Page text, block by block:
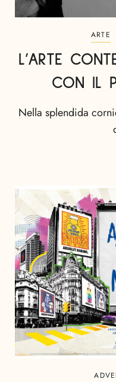
ARTE
L’ARTE
CON IL
Nella splendida